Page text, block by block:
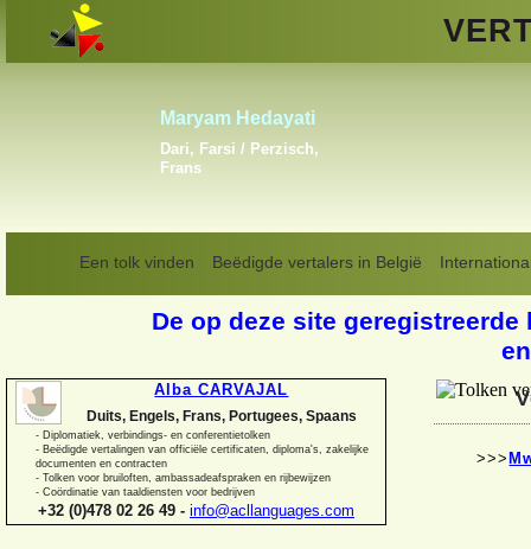
Een tolk vinden Beëdigde vertalers in België
Alba CARVAJAL
Duits, Engels, Frans, Portugees, Spaans
- Diplomatiek, verbindings- en conferentietolken
- Beëdigde vertalingen van officiële certificaten, diploma's, zakelijke
documenten en contracten
- Tolken voor bruiloften, ambassadeafspraken en rijbewijzen
- Coördinatie van taaldiensten voor bedrijven
+32 (0)478 02 26 49 - info@acllanguages.com
De op deze site
Vladislav Linkiavitchious
Engels, Frans, Russisch
>>>